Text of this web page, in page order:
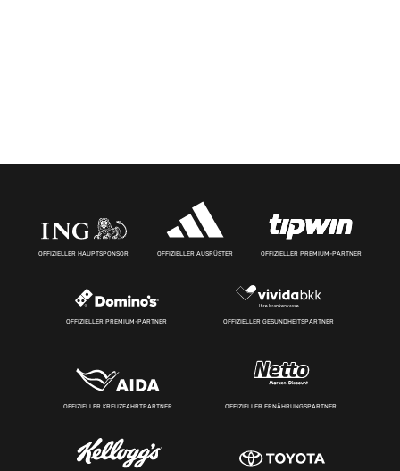
OFFIZIELLER HAUPTSPONSOR OFFIZIELLER AUSRÜSTER OFFIZIELLER PREMIUM-PARTNER
OFFIZIELLER PREMIUM-PARTNER OFFIZIELLER GESUNDHEITSPARTNER
OFFIZIELLER KREUZFAHRTPARTNER OFFIZIELLER ERNÄHRUNGSPARTNER